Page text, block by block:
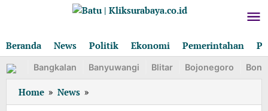
Beranda
News Politik Ekonomi Pemerintahan
Bangkalan Banyuwangi Blitar Bojonegoro
Home » News »
Ketua